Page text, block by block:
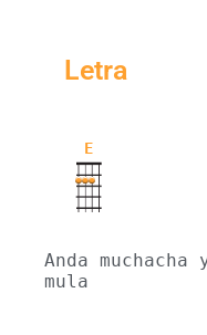
Letra
E
Anda muchacha
mula